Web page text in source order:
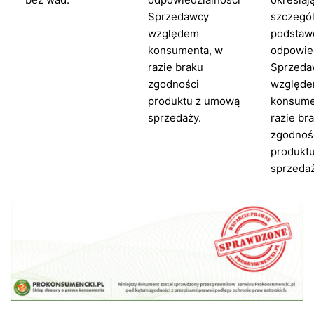
Sprzedawcy
względem
konsumenta, w
razie braku
zgodności
produktu z umową
sprzedaży.
razie